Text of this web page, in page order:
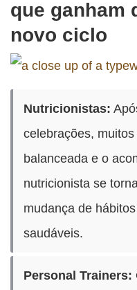
que ganham
novo ciclo
Nutricionistas:
celebrações,
balanceada e o
nutricionista se
mudança de
saudáveis.
Personal Trainers: